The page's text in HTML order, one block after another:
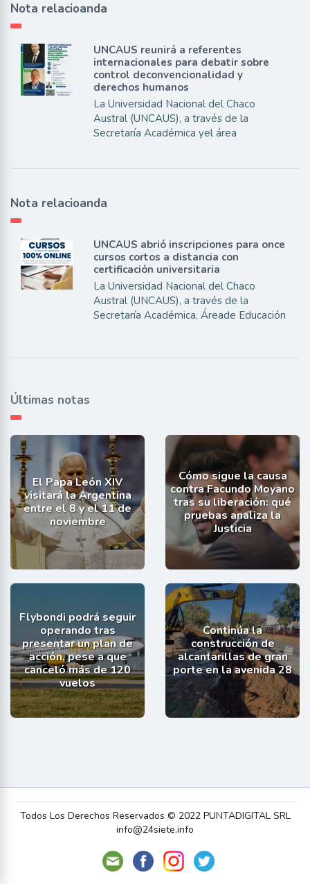
Nota relacioanda
UNCAUS reunirá a referentes
internacionales para debatir sobre
control deconvencionalidad y
derechos humanos
La Universidad Nacional del Chaco
Austral (UNCAUS), a través de la
Secretaría Académica yel área
Nota relacioanda
UNCAUS abrió inscripciones para once
cursos cortos a distancia con
certificación universitaria
La Universidad Nacional del Chaco
Austral (UNCAUS), a través de la
Secretaría Académica, Áreade Educación
Últimas notas
El Papa León XIV
visitará la Argentina
entre el 8 y el 11 de
noviembre
Cómo sigue la causa
contra Facundo Moyano
tras su liberación: qué
pruebas analiza la
Justicia
Flybondi podrá seguir
operando tras
presentar un plan de
acción, pese a que
canceló más de 120
vuelos
Continúa la
construcción de
alcantarillas de gran
porte en la avenida 28
Todos Los Derechos Reservados © 2022 PUNTADIGITAL SRL
info@24siete.info